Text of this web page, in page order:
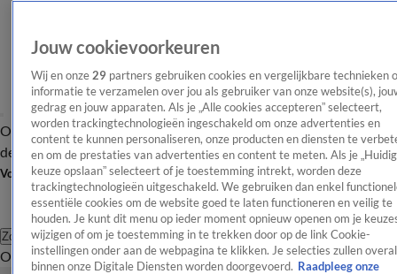
OverzichtAfleveringen Entertainment TV Algemeen
Tip
de redactieNieuwsbrief
Volg Shownieuws
Zoeken
OverzichtEntertainmentSpraakmakendRealityCrimeVideo's
Jouw cookievoorkeuren
Wij en onze 29 partners gebruiken cookies en vergelijkbare technieken
informatie te verzamelen over jou als gebruiker van onze website(s),
gedrag en jouw apparaten. Als je „Alle cookies accepteren” selecteert,
worden trackingtechnologieën ingeschakeld om onze advertenties en
content te kunnen personaliseren, onze producten en diensten te
en om de prestaties van advertenties en content te meten. Als je
keuze opslaan” selecteert of je toestemming intrekt, worden deze
trackingtechnologieën uitgeschakeld. We gebruiken dan enkel
essentiële cookies om de website goed te laten functioneren en veilig te
houden. Je kunt dit menu op ieder moment opnieuw openen om je
wijzigen of om je toestemming in te trekken door op de link Cookie-
instellingen onder aan de webpagina te klikken. Je selecties zullen overal
binnen onze Digitale Diensten worden doorgevoerd. Raadpleeg onze